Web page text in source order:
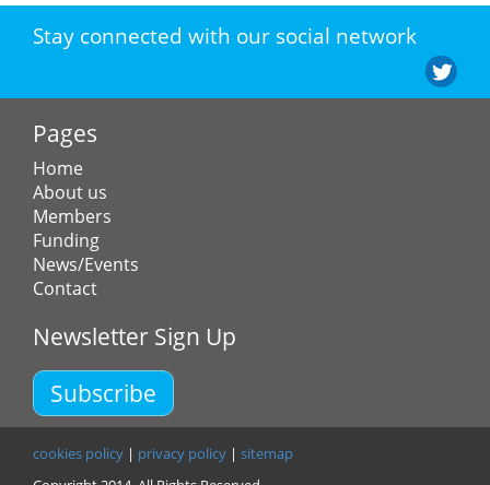
Stay connected with our social network
Pages
Home
About us
Members
Funding
News/Events
Contact
Newsletter Sign Up
Subscribe
cookies policy | privacy policy | sitemap